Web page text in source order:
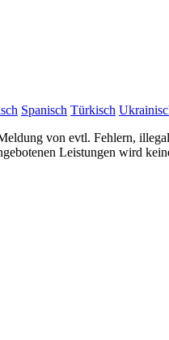
Spanisch Türkisch
von evtl. Fehlern,
Leistungen wird